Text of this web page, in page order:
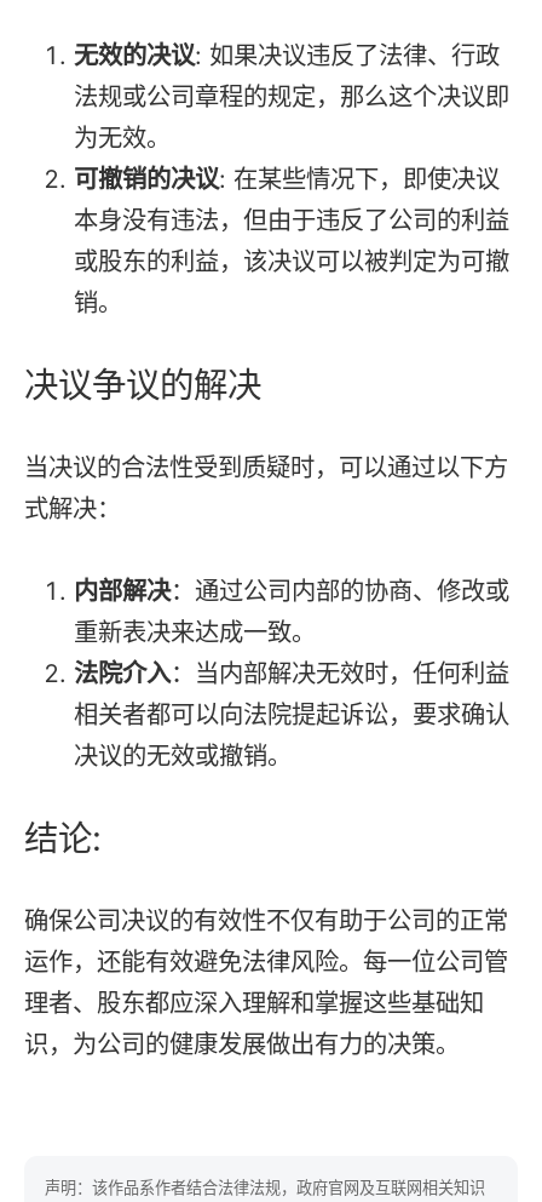
无效的决议: 如果决议违反了法律、行政
法规或公司章程的规定，那么这个决议即
为无效。
可撤销的决议: 在某些情况下，即使决议
本身没有违法，但由于违反了公司的利益
或股东的利益，该决议可以被判定为可撤
销。
决议争议的解决
当决议的合法性受到质疑时，可以通过以下方
式解决：
内部解决：通过公司内部的协商、修改或
重新表决来达成一致。
法院介入：当内部解决无效时，任何利益
相关者都可以向法院提起诉讼，要求确认
决议的无效或撤销。
结论:
确保公司决议的有效性不仅有助于公司的正常
运作，还能有效避免法律风险。每一位公司管
理者、股东都应深入理解和掌握这些基础知
识，为公司的健康发展做出有力的决策。
声明：该作品系作者结合法律法规，政府官网及互联网相关知识